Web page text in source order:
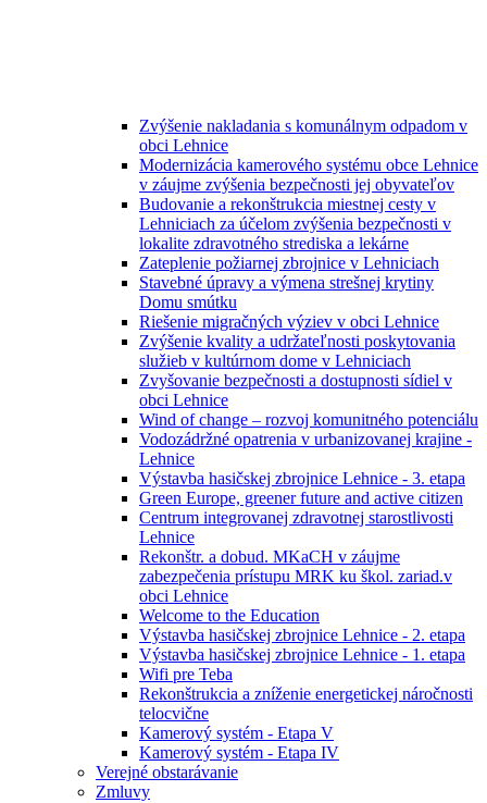
Zvýšenie nakladania s komunálnym odpadom v
obci Lehnice
Modernizácia kamerového systému obce Lehnice
v záujme zvýšenia bezpečnosti jej obyvateľov
Budovanie a rekonštrukcia miestnej cesty v
Lehniciach za účelom zvýšenia bezpečnosti v
lokalite zdravotného strediska a lekárne
Zateplenie požiarnej zbrojnice v Lehniciach
Stavebné úpravy a výmena strešnej krytiny
Domu smútku
Riešenie migračných výziev v obci Lehnice
Zvýšenie kvality a udržateľnosti poskytovania
služieb v kultúrnom dome v Lehniciach
Zvyšovanie bezpečnosti a dostupnosti sídiel v
obci Lehnice
Wind of change – rozvoj komunitného potenciálu
Vodozádržné opatrenia v urbanizovanej krajine -
Lehnice
Výstavba hasičskej zbrojnice Lehnice - 3. etapa
Green Europe, greener future and active citizen
Centrum integrovanej zdravotnej starostlivosti
Lehnice
Rekonštr. a dobud. MKaCH v záujme
zabezpečenia prístupu MRK ku škol. zariad.v
obci Lehnice
Welcome to the Education
Výstavba hasičskej zbrojnice Lehnice - 2. etapa
Výstavba hasičskej zbrojnice Lehnice - 1. etapa
Wifi pre Teba
Rekonštrukcia a zníženie energetickej náročnosti
telocvične
Kamerový systém - Etapa V
Kamerový systém - Etapa IV
Verejné obstarávanie
Zmluvy